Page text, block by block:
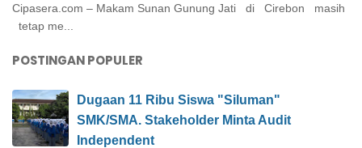
Cipasera.com – Makam Sunan Gunung Jati di Cirebon masih
tetap me...
POSTINGAN POPULER
Dugaan 11 Ribu Siswa "Siluman"
SMK/SMA. Stakeholder Minta Audit
Independent